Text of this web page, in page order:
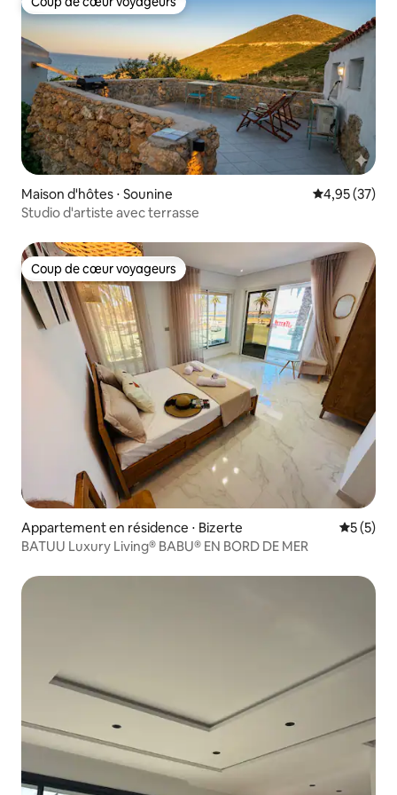
Coup de cœur voyageurs
Maison d'hôtes ⋅ Sounine Évaluation
4,95 (37)
Studio d'artiste avec terrasse
Coup de cœur voyageurs
Coup de cœur voyageurs
Appartement en résidence ⋅ Bizerte
5 (5)
BATUU Luxury Living® BABU® EN BORD DE MER